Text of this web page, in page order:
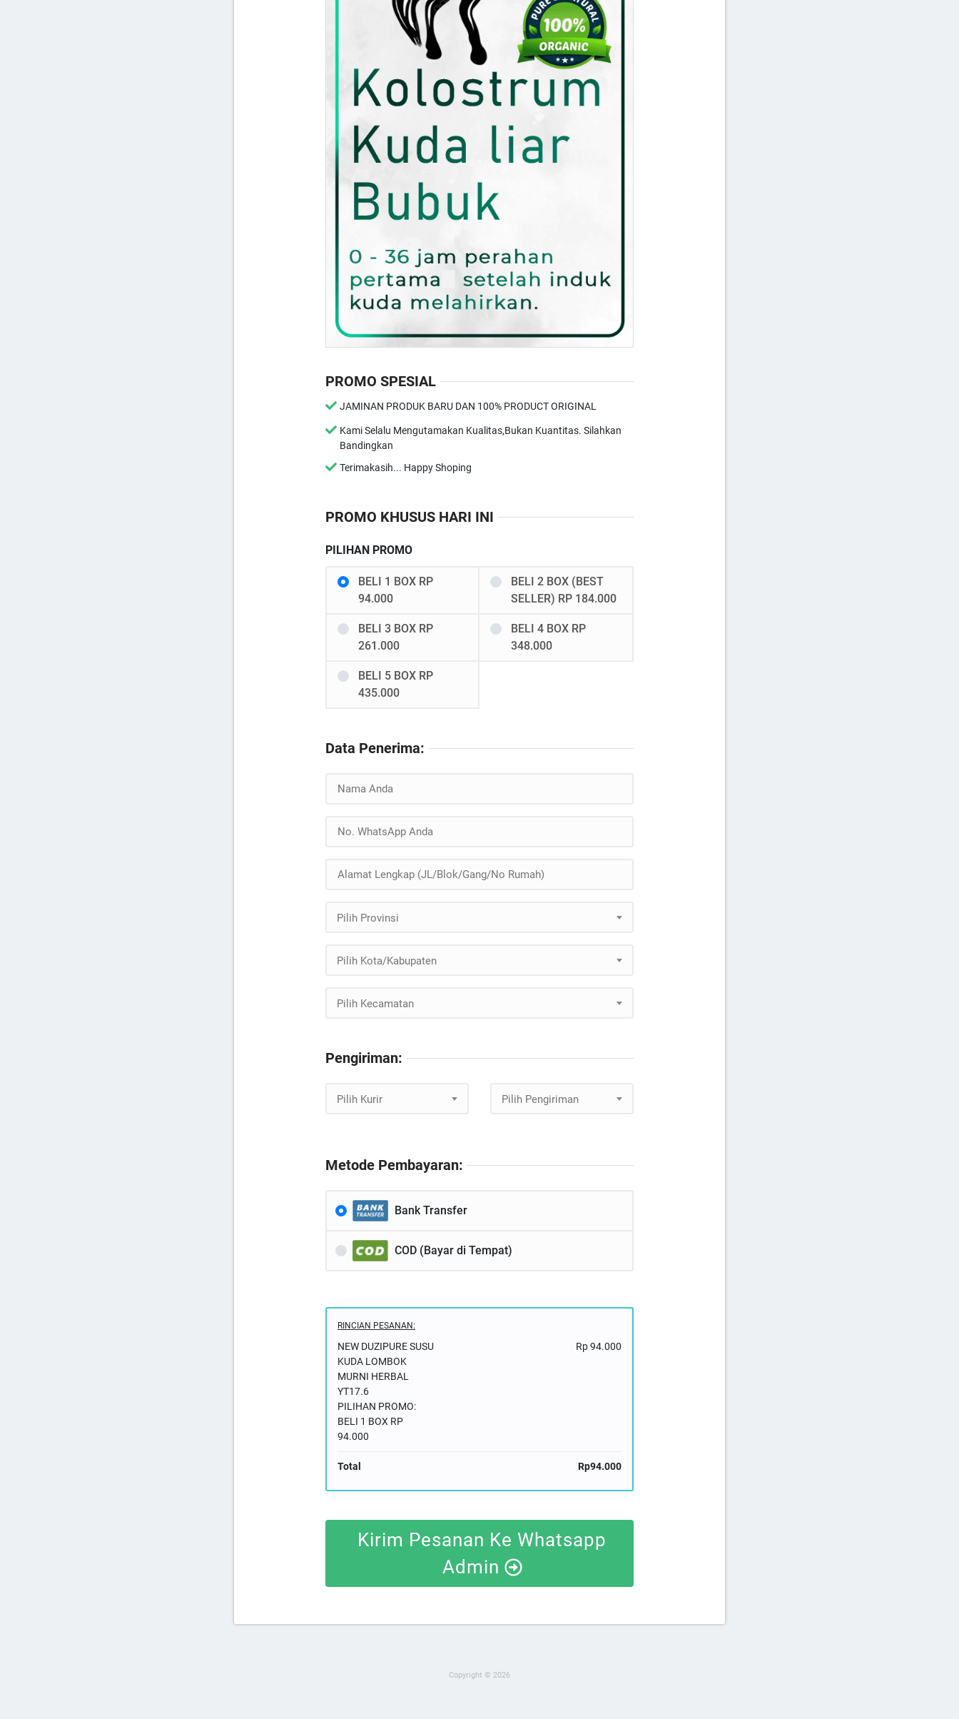
PROMO SPESIAL
JAMINAN PRODUK BARU DAN 100% PRODUCT ORIGINAL
Kami Selalu Mengutamakan Kualitas,Bukan Kuantitas. Silahkan
Bandingkan
Terimakasih... Happy Shoping
PROMO KHUSUS HARI INI
PILIHAN PROMO
BELI 1 BOX RP
94.000
BELI 2 BOX (BEST
SELLER) RP 184.000
BELI 3 BOX RP
261.000
BELI 4 BOX RP
348.000
BELI 5 BOX RP
435.000
Data Penerima:
Pilih Provinsi
Pilih Kota/Kabupaten
Pilih Kecamatan
Pengiriman:
Pilih Kurir Pilih Pengiriman
Metode Pembayaran:
Bank Transfer
COD (Bayar di Tempat)
RINCIAN PESANAN:
NEW DUZIPURE SUSU
KUDA LOMBOK
MURNI HERBAL
YT17.6
PILIHAN PROMO:
BELI 1 BOX RP
94.000
Rp 94.000
Total Rp94.000
Kirim Pesanan Ke Whatsapp
Admin
Copyright © 2026